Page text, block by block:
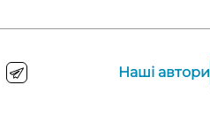
Наші автори